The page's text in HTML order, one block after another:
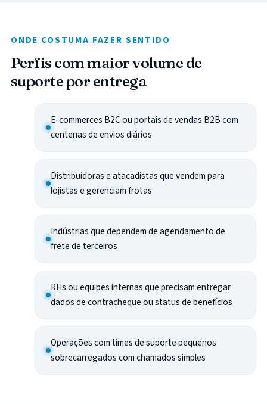
ONDE COSTUMA FAZER SENTIDO
Perfis com maior volume de
suporte por entrega
E-commerces B2C ou portais de vendas B2B com
centenas de envios diários
Distribuidoras e atacadistas que vendem para
lojistas e gerenciam frotas
Indústrias que dependem de agendamento de
frete de terceiros
RHs ou equipes internas que precisam entregar
dados de contracheque ou status de benefícios
Operações com times de suporte pequenos
sobrecarregados com chamados simples